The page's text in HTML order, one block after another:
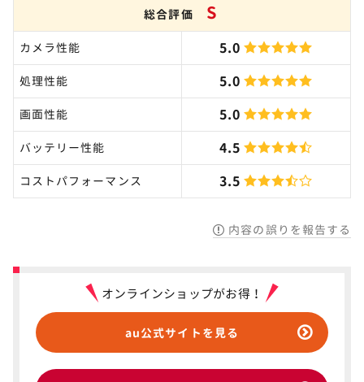
総合評価 S
カメラ性能 5.0
処理性能 5.0
画面性能 5.0
バッテリー性能 4.5
コストパフォーマンス 3.5
内容の誤りを報告する
オンラインショップがお得！
au公式サイトを見る